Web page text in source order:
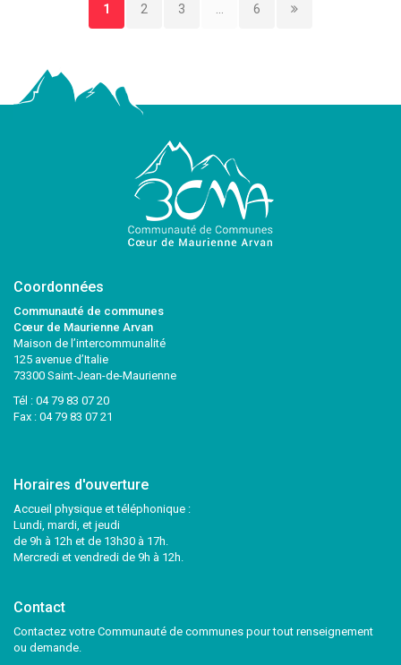
1 2 3 6
Coordonnées
Communauté de communes
Cœur de Maurienne Arvan
Maison de l’intercommunalité
125 avenue d’Italie
73300 Saint-Jean-de-Maurienne
Tél : 04 79 83 07 20
Fax : 04 79 83 07 21
Horaires d'ouverture
Accueil physique et téléphonique :
Lundi, mardi, et jeudi
de 9h à 12h et de 13h30 à 17h.
Mercredi et vendredi de 9h à 12h.
Contact
Contactez votre Communauté de communes pour tout renseignement
ou demande.